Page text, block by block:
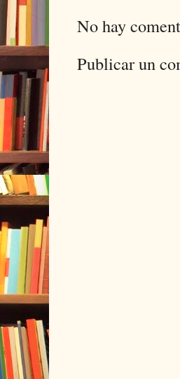
No hay
Publicar un